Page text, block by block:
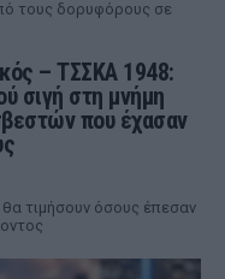
τους δορυφόρους σε
– ΤΣΣΚΑ 1948:
σιγή στη μνήμη
που έχασαν
θα τιμήσουν όσους έπεσαν